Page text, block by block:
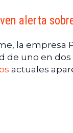
alerta
la empresa
de uno en dos
actuales